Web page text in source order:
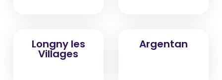
Longny les
Villages
Argentan